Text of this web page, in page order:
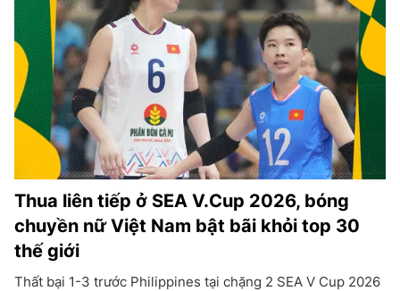
Thua liên tiếp ở SEA V.Cup 2026, bóng
chuyền nữ Việt Nam bật bãi khỏi top 30
thế giới
Thất bại 1-3 trước Philippines tại chặng 2 SEA V Cup 2026